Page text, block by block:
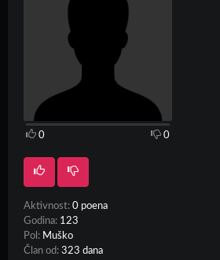
0 0
Aktivnost: 0 poena
Godina: 123
Pol: Muško
Član od: 323 dana